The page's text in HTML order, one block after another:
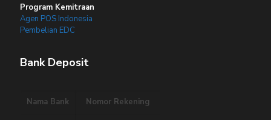
Program Kemitraan
Agen POS Indonesia
Pembelian EDC
Bank Deposit
Nama Bank Nomor Rekening